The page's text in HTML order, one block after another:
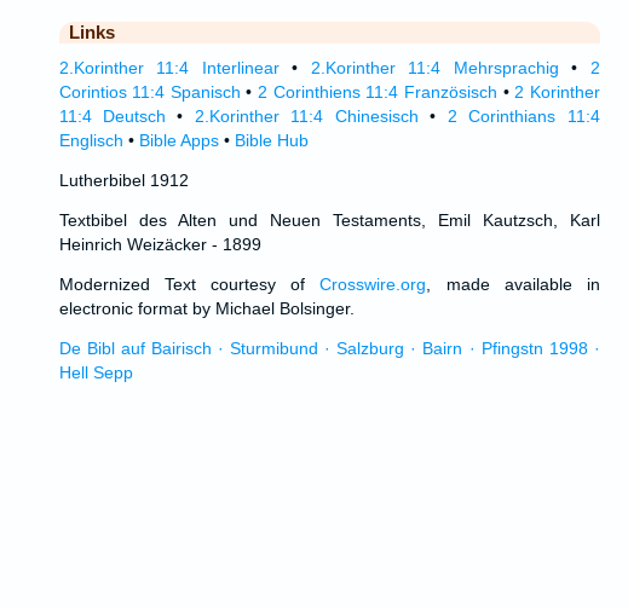
Links
2.Korinther 11:4 Interlinear• 2.Korinther 11:4 Mehrsprachig • 2
Corintios 11:4 Spanisch • 2 Corinthiens 11:4 Französisch • 2 Korinther
11:4 Deutsch • 2.Korinther 11:4 Chinesisch • 2 Corinthians 11:4
Englisch • Bible Apps• Bible Hub
Lutherbibel 1912
Textbibel des Alten und Neuen Testaments, Emil Kautzsch, Karl
Heinrich Weizäcker - 1899
Modernized Text courtesy ofCrosswire.org , made available in
electronic format by Michael Bolsinger.
De Bibl auf Bairisch · Sturmibund · Salzburg · Bairn · Pfingstn 1998 ·
Hell Sepp